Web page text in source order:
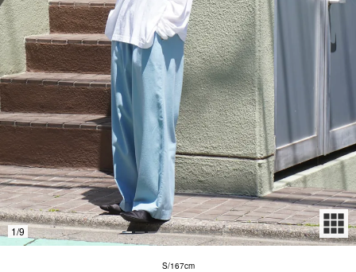
UNIVERSAL PRODUCTS.
EVCON
MY___
1LDK STAND
SEARCH
1/9
S/167cm